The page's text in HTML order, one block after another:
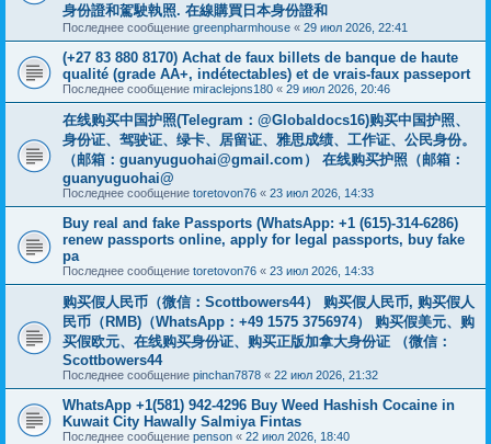
身份證和駕駛執照. 在線購買日本身份證和
Последнее сообщение greenpharmhouse « 29 июл 2026, 22:41
(+27 83 880 8170) Achat de faux billets de banque de haute
qualité (grade AA+, indétectables) et de vrais-faux passeport
Последнее сообщение miraclejons180 « 29 июл 2026, 20:46
在线购买中国护照(Telegram：@Globaldocs16)购买中国护照、
身份证、驾驶证、绿卡、居留证、雅思成绩、工作证、公民身份。
（邮箱： guanyuguohai@gmail.com ） 在线购买护照（邮箱：
guanyuguohai@
Последнее сообщение toretovon76 « 23 июл 2026, 14:33
Buy real and fake Passports (WhatsApp: +1 (615)-314-6286)
renew passports online, apply for legal passports, buy fake
pa
Последнее сообщение toretovon76 « 23 июл 2026, 14:33
购买假人民币（微信：Scottbowers44） 购买假人民币, 购买假人
民币（RMB)（WhatsApp：+49 1575 3756974） 购买假美元、购
买假欧元、在线购买身份证、购买正版加拿大身份证 （微信：
Scottbowers44
Последнее сообщение pinchan7878 « 22 июл 2026, 21:32
WhatsApp +1(581) 942-4296 Buy Weed Hashish Cocaine in
Kuwait City Hawally Salmiya Fintas
Последнее сообщение penson « 22 июл 2026, 18:40